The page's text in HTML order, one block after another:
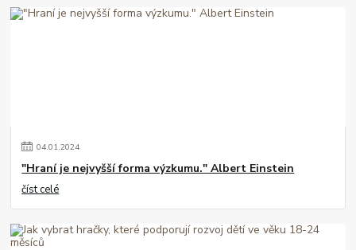
04.01.2024
"Hraní je nejvyšší forma výzkumu." Albert Einstein
číst celé